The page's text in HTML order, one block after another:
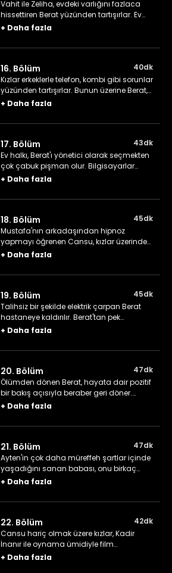
Vahit ile Zeliha, evdeki varlığını fazlaca
hissettiren Berat yüzünden tartışırlar. Ev
halkının gönlünü almak isteyen Berat
+ Daha fazla
16. Bölüm
40dk
Kızlar erkeklerle telefon, kombi gibi sorunlar
yüzünden tartışırlar. Bunun üzerine Berat,
ev için bir yönetici seçme fikrini öne sürer.
+ Daha fazla
17. Bölüm
43dk
Ev halkı, Berat'ı yönetici olarak seçmekten
çok çabuk pişman olur. Bilgisayarlar
konusunda hiçbir fikri olmayan Vahit bir
+ Daha fazla
18. Bölüm
45dk
Mustafa'nın arkadaşından hipnoz
yapmayı öğrenen Cansu, kızlar üzerinde
deneme yapar. Yeni aldığı internet kafe
açma fikrini değerlendirir.
+ Daha fazla
19. Bölüm
45dk
Talihsiz bir şekilde elektrik çarpan Berat
hastaneye kaldırılır. Berat'tan pek
hoşlanmayan ev halkının her bir üyesi
+ Daha fazla
20. Bölüm
47dk
Ölümden dönen Berat, hayata dair pozitif
bir bakış açısıyla beraber geri döner.
Haydar'ın üniversitedeki asistanlığı
+ Daha fazla
21. Bölüm
47dk
Ayten'in çok daha müreffeh şartlar içinde
yaşadığını sanan babası, onu birkaç
günlüğüne ziyarete gelir. Balayına çıkan
olmadıkları durumların içinde bulur.
+ Daha fazla
22. Bölüm
42dk
Cansu hariç olmak üzere kızlar, Kadir
İnanır ile oynama ümidiyle film
seçmelerine giderler. Recep, abisi Sabit'in
+ Daha fazla